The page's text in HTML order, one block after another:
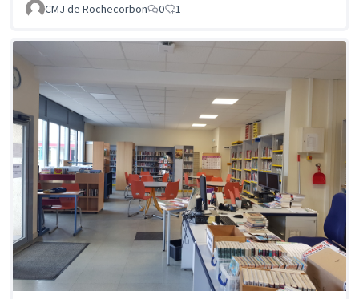
CMJ de Rochecorbon
0 1